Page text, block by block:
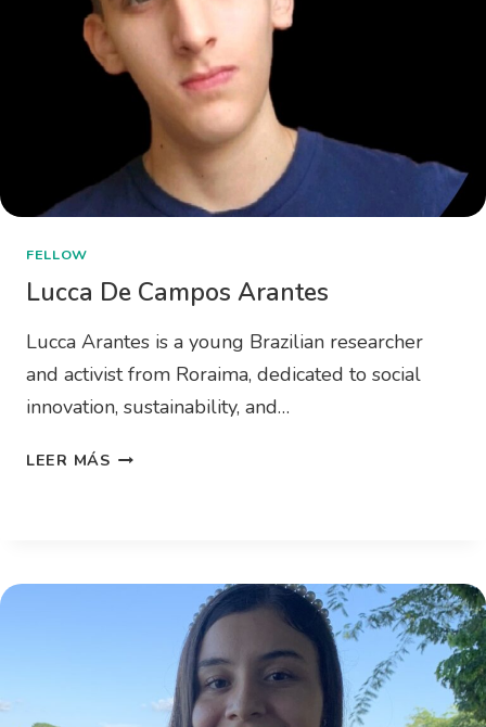
FELLOW
Lucca De Campos Arantes
Lucca Arantes is a young Brazilian researcher
and activist from Roraima, dedicated to social
innovation, sustainability, and…
LEER MÁS